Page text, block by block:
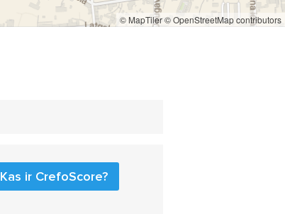
© MapTiler© OpenStreetMap contributors
Kas ir CrefoScore?